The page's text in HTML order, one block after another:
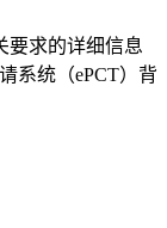
要求的详细信息
系统（ePCT）背